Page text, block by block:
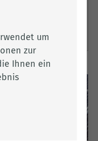
Wurzeln.
um
zur
Ihnen ein